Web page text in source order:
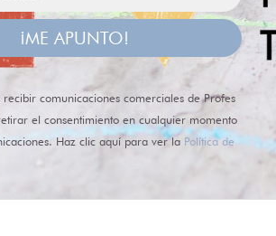
¡ME APUNTO!
comunicaciones comerciales de Profes
el consentimiento en cualquier momento
Haz clic aquí para ver la Política de